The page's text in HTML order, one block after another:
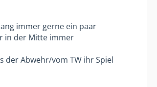
immer gerne ein paar
in der Mitte immer
der Abwehr/vom TW ihr Spiel